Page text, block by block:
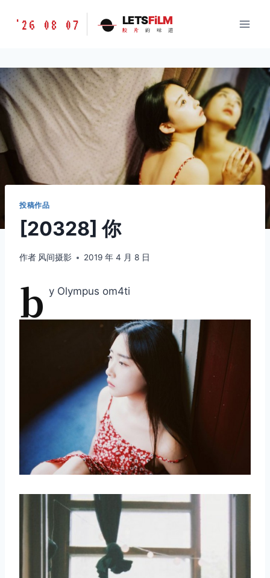
胶
味
道
LETSFILM
'26 08 07 LETSFiLM
胶 片 的 味 道
投稿作品
[20328] 你
作者 风间摄影 2019 年 4 月 8 日
b y Olympus om4ti